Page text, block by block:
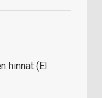
hinnat (EI